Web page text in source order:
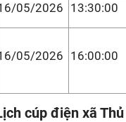
05/2026 13:30:00
05/2026 16:00:00
cúp điện xã